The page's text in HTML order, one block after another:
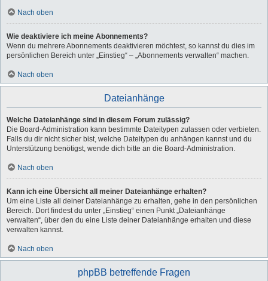
Nach oben
Wie deaktiviere ich meine Abonnements?
Wenn du mehrere Abonnements deaktivieren möchtest, so kannst du dies im
persönlichen Bereich unter „Einstieg“ – „Abonnements verwalten“ machen.
Nach oben
Dateianhänge
Welche Dateianhänge sind in diesem Forum zulässig?
Die Board-Administration kann bestimmte Dateitypen zulassen oder verbieten.
Falls du dir nicht sicher bist, welche Dateitypen du anhängen kannst und du
Unterstützung benötigst, wende dich bitte an die Board-Administration.
Nach oben
Kann ich eine Übersicht all meiner Dateianhänge erhalten?
Um eine Liste all deiner Dateianhänge zu erhalten, gehe in den persönlichen
Bereich. Dort findest du unter „Einstieg“ einen Punkt „Dateianhänge
verwalten“, über den du eine Liste deiner Dateianhänge erhalten und diese
verwalten kannst.
Nach oben
phpBB betreffende Fragen